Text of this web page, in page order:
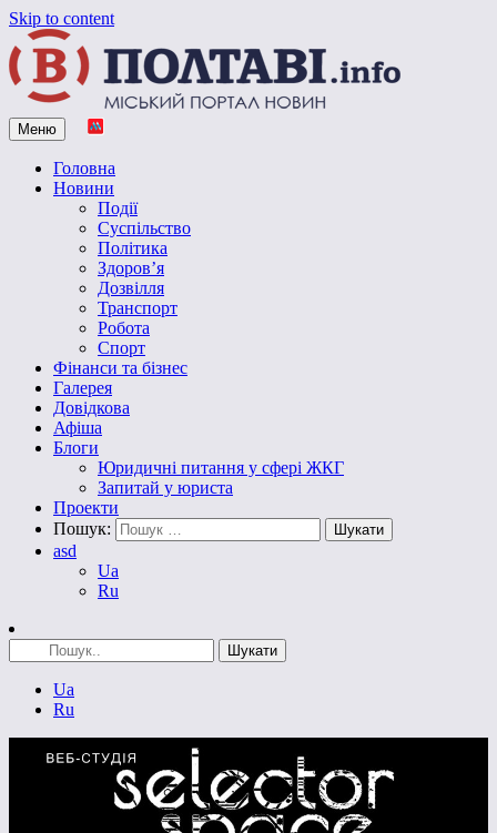
Skip to content
Vpoltave.info
Полтавський портал новин
Меню
Головна
Новини
Події
Суспільство
Політика
Здоров’я
Дозвілля
Транспорт
Робота
Спорт
Фінанси та бізнес
Галерея
Довідкова
Афіша
Блоги
Юридичні питання у сфері ЖКГ
Запитай у юриста
Проекти
Пошук:
asd
Ua
Ru
Ua
Ru